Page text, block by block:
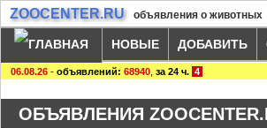
ZOOCENTER.RU объявления о животных
НОВЫЕ ДОБАВИТЬ
06.08.26 - объявлений: 68940 за 24 ч. 4
ОБЪЯВЛЕНИЯ